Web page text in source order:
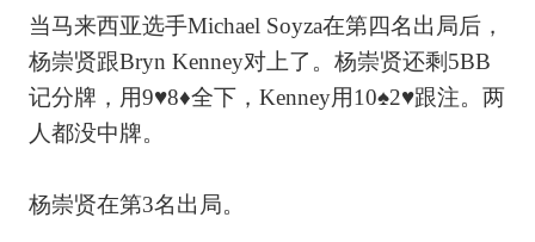
当马来西亚选手Michael Soyza在第四名出局后，
杨崇贤跟Bryn Kenney对上了。杨崇贤还剩5BB
记分牌，用9♥8♦全下，Kenney用10♠2♥跟注。两
人都没中牌。
杨崇贤在第3名出局。